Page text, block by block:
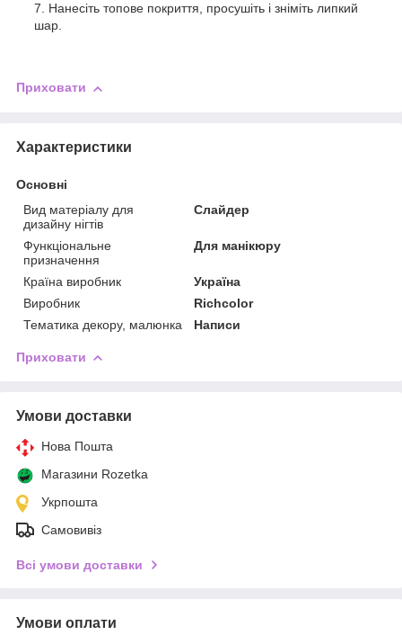
Нанесіть топове покриття, просушіть і зніміть липкий
шар.
Приховати
Характеристики
Основні
Вид матеріалу для
дизайну нігтів
Слайдер
Функціональне
призначення
Для манікюру
Країна виробник
Україна
Виробник
Richcolor
Тематика декору, малюнка
Написи
Приховати
Умови доставки
Нова Пошта
Магазини Rozetka
Укрпошта
Самовивіз
Всі умови доставки
Умови оплати